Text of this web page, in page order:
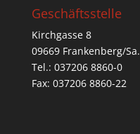
Geschäftsstelle
Kirchgasse 8
09669 Frankenberg/Sa.
Tel.: 037206 8860-0
Fax: 037206 8860-22